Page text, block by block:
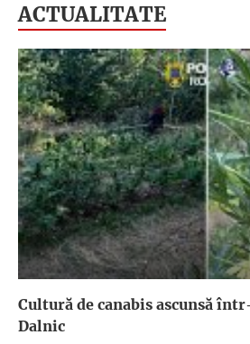
ACTUALITATE
Cultură de canabis ascunsă
Dalnic